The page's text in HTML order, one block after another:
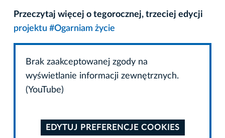
Przeczytaj więcej o tegorocznej, trzeciej edycji
projektu #Ogarniam życie
Brak zaakceptowanej zgody na
wyświetlanie informacji zewnętrznych.
(YouTube)
EDYTUJ PREFERENCJE COOKIES